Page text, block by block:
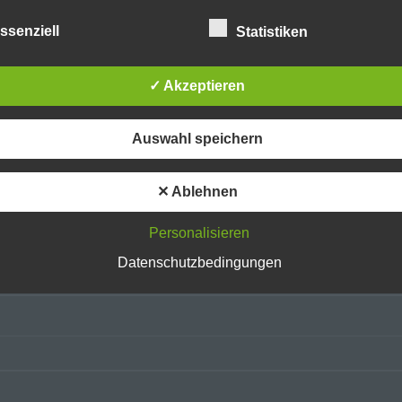
Required fields are marked *
b) betroffene Person
Betroffene Person ist jede identifizierte oder identifizierbare natürliche
Person, deren personenbezogene Daten von dem für die Verarbeitung
Verantwortlichen verarbeitet werden.
c) Verarbeitung
mit personenbezogenen Daten wie das Erheben, das Erfassen, die
Veränderung, das Auslesen, das Abfragen, die Verwendung, die
Bereitstellung, den Abgleich oder die Verknüpfung, die
Statistiken
✓ Akzeptieren
Auswahl speichern
✕ Ablehnen
Personalisieren
Datenschutzbedingungen